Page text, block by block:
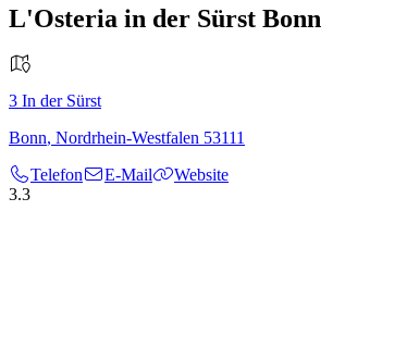
L'Osteria in der Sürst Bonn
3 In der Sürst
Bonn, Nordrhein-Westfalen 53111
Telefon
E-Mail
Website
3.3